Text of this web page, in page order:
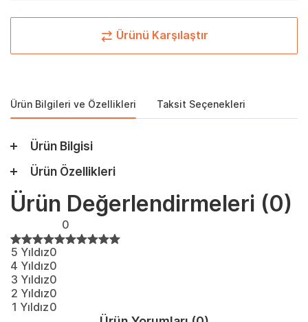
Ürünü Karşılaştır
Ürün Bilgileri ve Özellikleri Taksit Seçenekleri
Ürün Bilgisi
Ürün Özellikleri
Ürün Değerlendirmeleri (0)
0
5 Yıldız0
4 Yıldız0
3 Yıldız0
2 Yıldız0
1 Yıldız0